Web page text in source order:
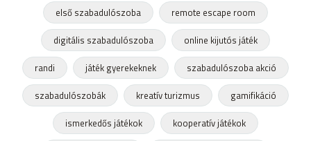
első szabadulószoba
remote escape room
digitális szabadulószoba
online kijutós játék
randi
játék gyerekeknek
szabadulószoba akció
szabadulószobák
kreatív turizmus
gamifikáció
ismerkedős játékok
kooperatív játékok